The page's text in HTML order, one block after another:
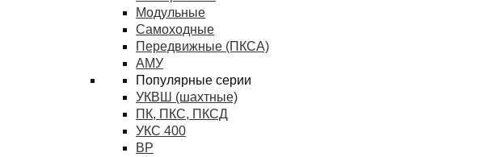
Модульные
Самоходные
Передвижные (ПКСА)
АМУ
Популярные серии
УКВШ (шахтные)
ПК, ПКС, ПКСД
УКС 400
ВР